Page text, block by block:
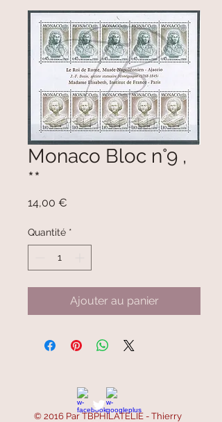
Monaco Bloc n°9 ,
**
14,00 €
Quantité *
Ajouter au panier
© 2016 Par TBPHILATELIE - Thierry